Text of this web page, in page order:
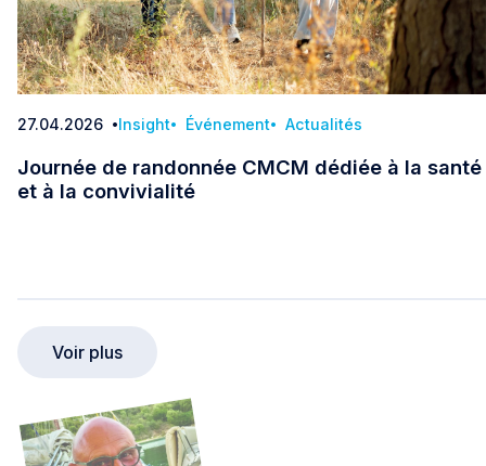
Date
27.04.2026 Insight Événement Actualités
Journée de randonnée CMCM dédiée à la santé
et à la convivialité
Voir plus